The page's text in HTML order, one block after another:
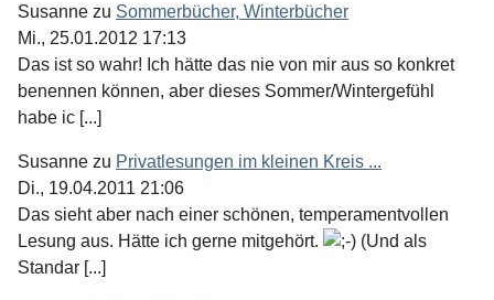
Susanne zu Sommerbücher, Winterbücher
Mi., 25.01.2012 17:13
Das ist so wahr! Ich hätte das nie von mir aus so konkret
benennen können, aber dieses Sommer/Wintergefühl
habe ic [...]
Susanne zu Privatlesungen im kleinen Kreis ...
Di., 19.04.2011 21:06
Das sieht aber nach einer schönen, temperamentvollen
Lesung aus. Hätte ich gerne mitgehört.
(Und als
Standar [...]